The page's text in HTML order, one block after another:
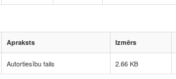
Apraksts Izmērs
Autortiesību fails 2.66 KB